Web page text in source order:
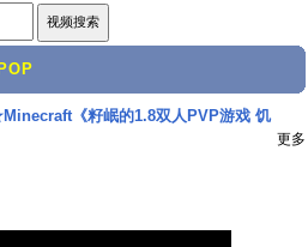
《籽岷的1.8双人PVP游戏 饥
更多